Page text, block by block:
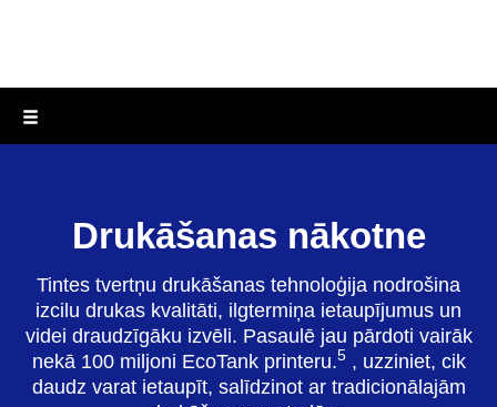
Drukāšanas nākotne
Tintes tvertņu drukāšanas tehnoloģija nodrošina
izcilu drukas kvalitāti, ilgtermiņa ietaupījumus un
videi draudzīgāku izvēli. Pasaulē jau pārdoti vairāk
nekā 100 miljoni EcoTank printeru.5, uzziniet, cik
daudz varat ietaupīt, salīdzinot ar tradicionālajām